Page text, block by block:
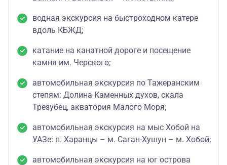
водная экскурсия на быстроходном катере
вдоль КБЖД;
катание на канатной дороге и посещение
камня им. Черского;
автомобильная экскурсия по Тажеранским
степям: Долина Каменных духов, скала
Трезубец, акватория Малого Моря;
автомобильная экскурсия на мыс Хобой на
УАЗе: п. Харанцы – м. Саган-Хушун – м. Хобой;
автомобильная экскурсия на юг острова